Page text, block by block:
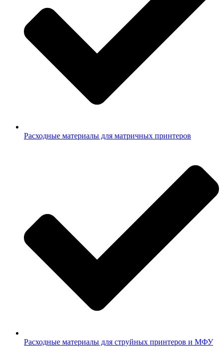
Расходные материалы для матричных принтеров
Расходные материалы для струйных принтеров и МФУ